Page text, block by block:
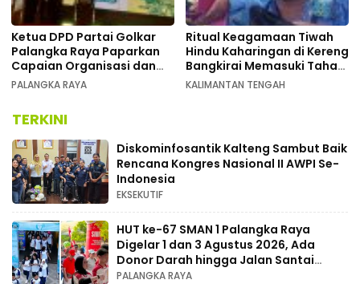
Ketua DPD Partai Golkar
Palangka Raya Paparkan
Capaian Organisasi dan
Kemenangan Pemilu pada
PALANGKA RAYA
Ritual Keagamaan Tiwah
Hindu Kaharingan di Kereng
Bangkirai Memasuki Tahap
Akhir
KALIMANTAN TENGAH
TERKINI
Diskominfosantik Kalteng Sambut Baik
Rencana Kongres Nasional II AWPI Se-
Indonesia
EKSEKUTIF
HUT ke-67 SMAN 1 Palangka Raya
Digelar 1 dan 3 Agustus 2026, Ada
Donor Darah hingga Jalan Santai
Berhadiah Doorprize
PALANGKA RAYA